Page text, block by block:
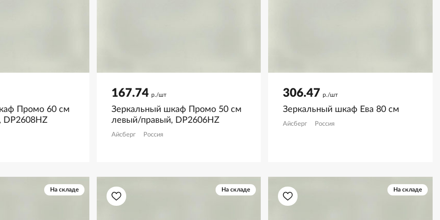
Промо 60 см
DP2608HZ
167.74 р./шт
Зеркальный шкаф Промо 50 см
левый/правый, DP2606HZ
Айсберг Россия
306.47 р./шт
Зеркальный шкаф Ева 80 см
Айсберг Россия
На складе На складе На складе